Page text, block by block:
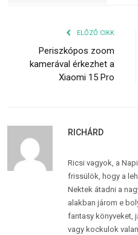
ELŐZŐ CIKK
Periszkópos zoom
kamerával érkezhet a
Xiaomi 15 Pro
RICHÁRD
Ricsi vagyok, a
frissülök, hogy a
Nektek átadni a
alakban járom e
fantasy könyveket,
vagy kockulok